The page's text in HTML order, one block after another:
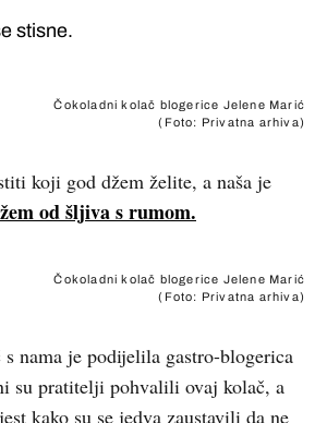
stisne.
Čokoladni kolač blogerice Jelene Marić
(Foto: Privatna arhiva)
koji god džem želite, a naša je
od šljiva s rumom.
Čokoladni kolač blogerice Jelene Marić
(Foto: Privatna arhiva)
s nama je podijelila gastro-blogerica
su pratitelji pohvalili ovaj kolač, a
kako su se jedva zaustavili da ne